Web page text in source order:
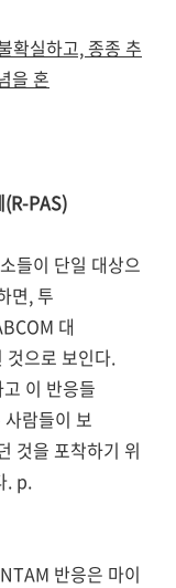
확실하고, 종종 추
을 혼
(R-PAS)
들이 단일 대상으
면, 투
대
것으로 보인다.
이 반응들
람들이 보
것을 포착하기 위
. p.
반응은 마이